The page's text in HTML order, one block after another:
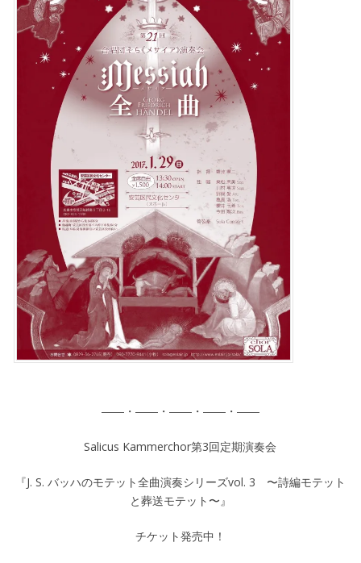
――・――・――・――・――
Salicus Kammerchor第3回定期演奏会
『J. S. バッハのモテット全曲演奏シリーズvol. 3 〜詩編モテット
と葬送モテット〜』
チケット発売中！